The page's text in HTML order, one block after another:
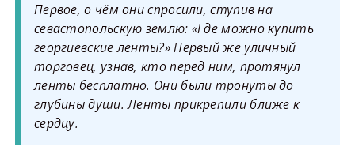
Первое, о чём они спросили, ступив на
севастопольскую землю: «Где можно купить
георгиевские ленты?» Первый же уличный
торговец, узнав, кто перед ним, протянул
ленты бесплатно. Они были тронуты до
глубины души. Ленты прикрепили ближе к
сердцу.